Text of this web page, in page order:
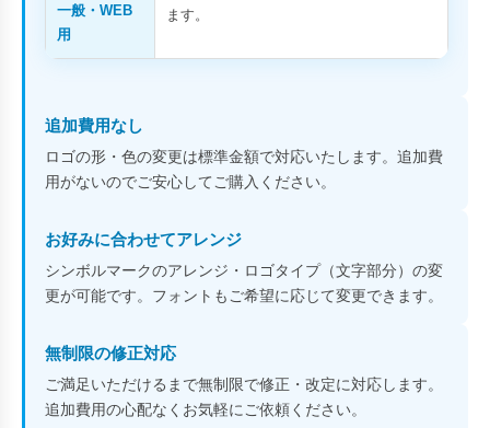
一般・WEB
用
ます。
追加費用なし
ロゴの形・色の変更は標準金額で対応いたします。追加費
用がないのでご安心してご購入ください。
お好みに合わせてアレンジ
シンボルマークのアレンジ・ロゴタイプ（文字部分）の変
更が可能です。フォントもご希望に応じて変更できます。
無制限の修正対応
ご満足いただけるまで無制限で修正・改定に対応します。
追加費用の心配なくお気軽にご依頼ください。